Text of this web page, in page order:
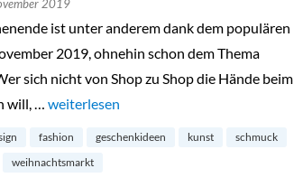
2019
ist unter anderem dank dem populären
2019, ohnehin schon dem Thema
sich nicht von Shop zu Shop die Hände beim
will, … „Weihnachtsrodeo in Kreuzberg“
weiterlesen
fashion geschenkideen kunst
schmuck
weihnachtsmarkt